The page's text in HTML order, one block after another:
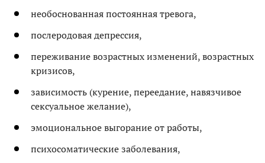
необоснованная постоянная тревога,
послеродовая депрессия,
переживание возрастных изменений, возрастных
кризисов,
зависимость (курение, переедание, навязчивое
сексуальное желание),
эмоциональное выгорание от работы,
психосоматические заболевания,